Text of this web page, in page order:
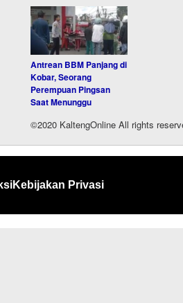
Antrean BBM Panjang di
Kobar, Seorang
Perempuan Pingsan
Saat Menunggu
©2020 KaltengOnline All rights
Kebijakan Privasi